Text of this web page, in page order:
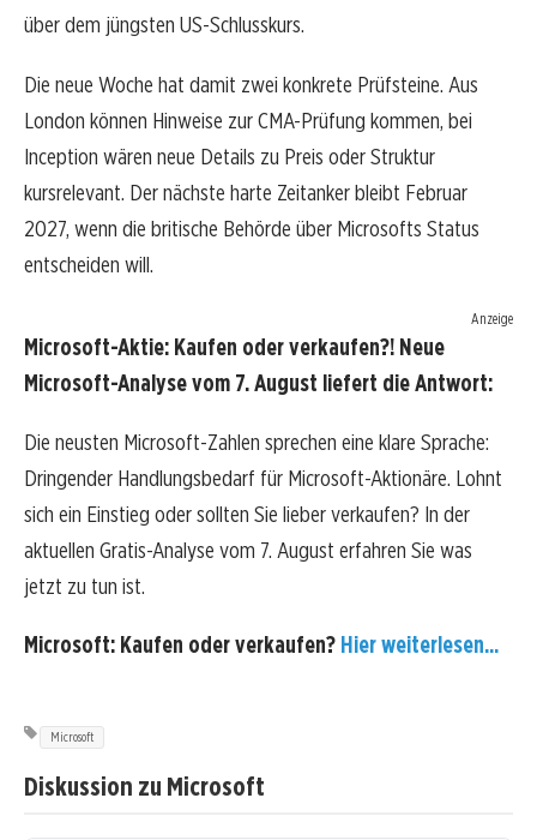
über dem jüngsten US-Schlusskurs.
Die neue Woche hat damit zwei konkrete Prüfsteine. Aus
London können Hinweise zur CMA-Prüfung kommen, bei
Inception wären neue Details zu Preis oder Struktur
kursrelevant. Der nächste harte Zeitanker bleibt Februar
2027, wenn die britische Behörde über Microsofts Status
entscheiden will.
Anzeige
Microsoft-Aktie: Kaufen oder verkaufen?! Neue
Microsoft-Analyse vom 7. August liefert die Antwort:
Die neusten Microsoft-Zahlen sprechen eine klare Sprache:
Dringender Handlungsbedarf für Microsoft-Aktionäre. Lohnt
sich ein Einstieg oder sollten Sie lieber verkaufen? In der
aktuellen Gratis-Analyse vom 7. August erfahren Sie was
jetzt zu tun ist.
Microsoft: Kaufen oder verkaufen? Hier weiterlesen...
Microsoft
Diskussion zu Microsoft